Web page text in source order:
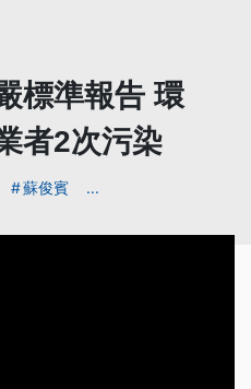
標準報告 環
者2次污染
蘇俊賓 ...